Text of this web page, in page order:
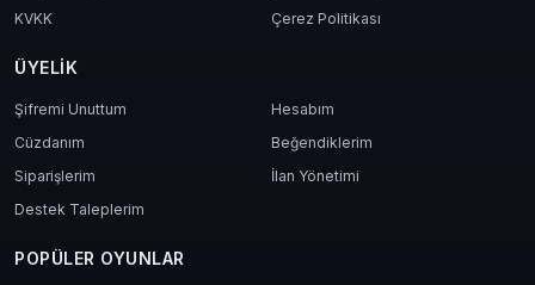
KVKK
Çerez Politikası
ÜYELIK
Şifremi Unuttum
Hesabım
Cüzdanım
Beğendiklerim
Siparişlerim
İlan Yönetimi
Destek Taleplerim
POPÜLER OYUNLAR